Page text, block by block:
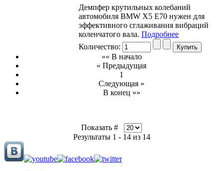
Демпфер крутильных колебаний
автомобиля BMW Х5 Е70 нужен для
эффективного сглаживания вибраций
коленчатого вала. Подробнее
Количество:
«« В начало
« Предыдущая
1
Следующая »
В конец »»
Показать #
Результаты 1 - 14 из 14